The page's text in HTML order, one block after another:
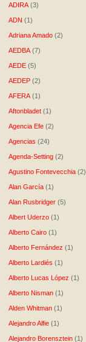
ADIRA (3)
ADN (1)
Adriana Amado (2)
AEDBA (7)
AEDE (5)
AEDEP (2)
AFERA (1)
Aftonbladet (1)
Agencia Efe (2)
Agencias (24)
Agenda-Setting (2)
Agustino Fontevecchia (2)
Alan García (1)
Alan Rusbridger (5)
Albert Uderzo (1)
Alberto Cairo (1)
Alberto Fernández (1)
Alberto Lardiés (1)
Alberto Lucas López (1)
Alberto Nisman (1)
Alden Whitman (1)
Alejandro Alfie (1)
Alejandro Borensztein (1)